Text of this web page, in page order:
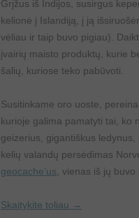
Grįžus iš Indijos, susirgus
kelionė į Islandiją, į ją
vėliau ir taip buvo pigiau).
įvairių maisto produktų, kurie
šalių, kuriose teko pabūvoti.
Susitinkame oro uoste,
kurioje galima pamatyti tai, ko
geizerius, gigantiškus ledynus,
kelių valandų persėdimas
geocache’us , vienas iš jų
Skaitykite toliau →